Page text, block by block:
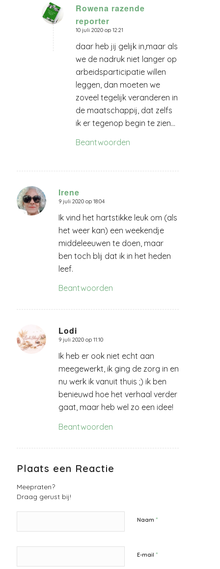
Rowena razende
reporter
zegt:
10 juli 2020 op 12:21
daar heb jij gelijk in,maar als
we de nadruk niet langer op
arbeidsparticipatie willen
leggen, dan moeten we
zoveel tegelijk veranderen in
de maatschappij, dat zelfs
ik er tegenop begin te zien…
Beantwoorden
Irene
zegt:
9 juli 2020 op 18:04
Ik vind het hartstikke leuk om (als
het weer kan) een weekendje
middeleeuwen te doen, maar
ben toch blij dat ik in het heden
leef.
Beantwoorden
Lodi
zegt:
9 juli 2020 op 11:10
Ik heb er ook niet echt aan
meegewerkt, ik ging de zorg in en
nu werk ik vanuit thuis ;) ik ben
benieuwd hoe het verhaal verder
gaat, maar heb wel zo een idee!
Beantwoorden
Plaats een Reactie
Meepraten?
Draag gerust bij!
Naam *
E-mail *